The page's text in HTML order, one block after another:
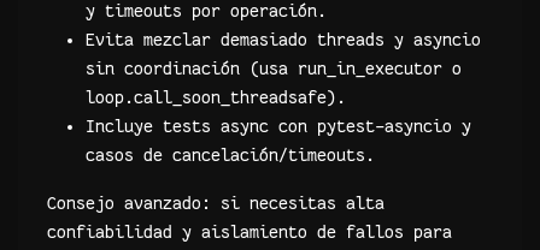
y timeouts por operación.
Evita mezclar demasiado threads y asyncio
sin coordinación (usa run_in_executor o
loop.call_soon_threadsafe).
Incluye tests async con pytest-asyncio y
casos de cancelación/timeouts.
Consejo avanzado: si necesitas alta
confiabilidad y aislamiento de fallos para